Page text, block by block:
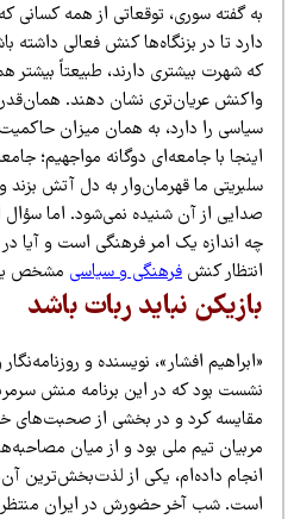
گفته سوری، توقعاتی از همه کسانی که در
تا در بزنگاه‌ها کنش فعالی داشته باشند:
شهرت بیشتری دارند، طبیعتاً بیشتر هم
عریان‌تری نشان دهند. همان‌قدر که
را دارد، به همان میزان حاکمیت نیز
با جامعه‌ای دوگانه مواجهیم؛ جامعه‌ای
ما قهرمان‌وار به دل آتش بزند و از
از آن شنیده نمی‌شود. اما سؤال
اندازه یک امر فرهنگی است و آیا در همه
کنشفرهنگی و سیاسیمشخص یا سطحی
نباید ربات باشد
افشار»، نویسنده و روزنامه‌نگار
بود که در این برنامه منش سرمربیان
کرد و در بخشی از صحبت‌های خود
تیم ملی بود و از میان مصاحبه‌هایی
داده‌ام، یکی از لذت‌بخش‌ترین آن‌ها